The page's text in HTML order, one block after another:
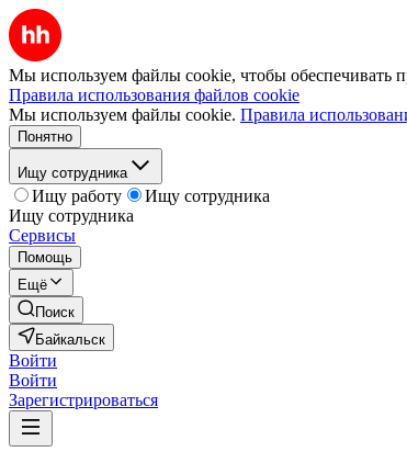
Мы используем файлы cookie, чтобы обеспечивать
Правила использования файлов cookie
Мы используем файлы cookie. Правила
Понятно
Ищу сотрудника
Ищу работу
Ищу сотрудника
Ищу сотрудника
Сервисы
Помощь
Ещё
Поиск
Байкальск
Войти
Войти
Зарегистрироваться